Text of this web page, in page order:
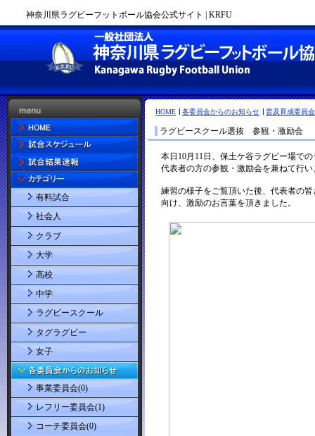
神奈川県ラグビーフットボール協会公式サイト | KRFU
HOME 各委員会からのお知らせ 普及育成委員会
ラグビースクール選抜 参観・激励会
有料試合
社会人
クラブ
大学
高校
中学
ラグビースクール
タグラグビー
女子
事業委員会(0)
レフリー委員会(1)
コーチ委員会(0)